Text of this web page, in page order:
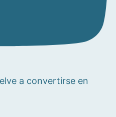
a convertirse en